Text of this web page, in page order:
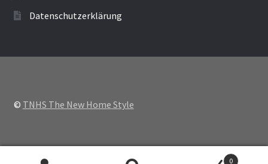
Datenschutzerklärung
© TNHS The New Home Style
0